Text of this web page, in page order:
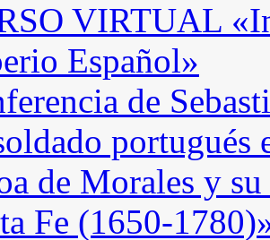
VIRTUAL
Español»
de
portugués
de Morales y
Fe (1650-